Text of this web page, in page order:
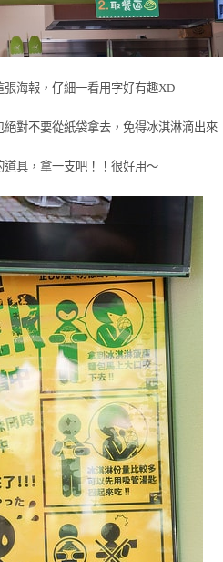
海報，仔細一看用字好有趣XD
對不要從紙袋拿去，免得冰淇淋滴出來
具，拿一支吧！！很好用～